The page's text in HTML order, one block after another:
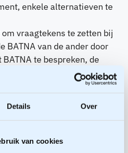
Details Over
van cookies
enkele alternatieven te
vraagtekens te zetten bij
BATNA van de ander door
BATNA te bespreken, de
te bepalen en de kosten
die nodig zijn om het
onafhankelijke mediator
bijvoorbeeld door dat